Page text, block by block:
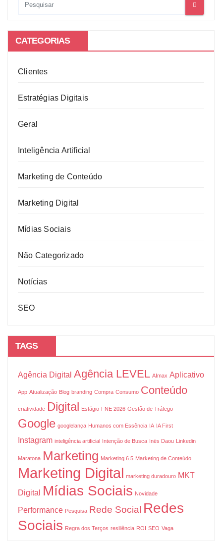
CATEGORIAS
Clientes
Estratégias Digitais
Geral
Inteligência Artificial
Marketing de Conteúdo
Marketing Digital
Mídias Sociais
Não Categorizado
Notícias
SEO
TAGS
Agência Digital Agência LEVEL AImax Aplicativo
App Atualização Blog branding Compra Consumo Conteúdo
criatividade Digital Estágio FNE 2026 Gestão de Tráfego
Google googlelança Humanos com Essência IA IA First
Instagram inteligência artificial Intenção de Busca Inës Daou Linkedin
Maratona Marketing Marketing 6.5 Marketing de Conteúdo
Marketing Digital marketing duradouro MKT
Digital Mídias Sociais Novidade
Performance Pesquisa Rede Social Redes
Sociais Regra dos Terços resiliência ROI SEO Vaga